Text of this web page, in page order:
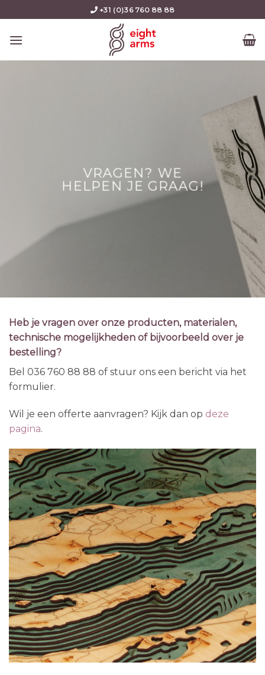
to
content
+31 (0)36 760 88 88
VRAGEN? WE
HELPEN JE GRAAG!
Heb je vragen over onze producten, materialen,
technische mogelijkheden of bijvoorbeeld over je
bestelling?
Bel 036 760 88 88 of stuur ons een bericht via het
formulier.
Wil je een offerte aanvragen? Kijk dan op deze
pagina.